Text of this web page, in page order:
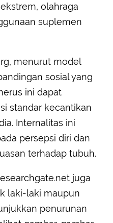
olahraga
suplemen
menurut model
sosial yang
ini dapat
standar kecantikan
Internalitas ini
persepsi diri dan
terhadap tubuh.
juga
laki-laki maupun
penurunan